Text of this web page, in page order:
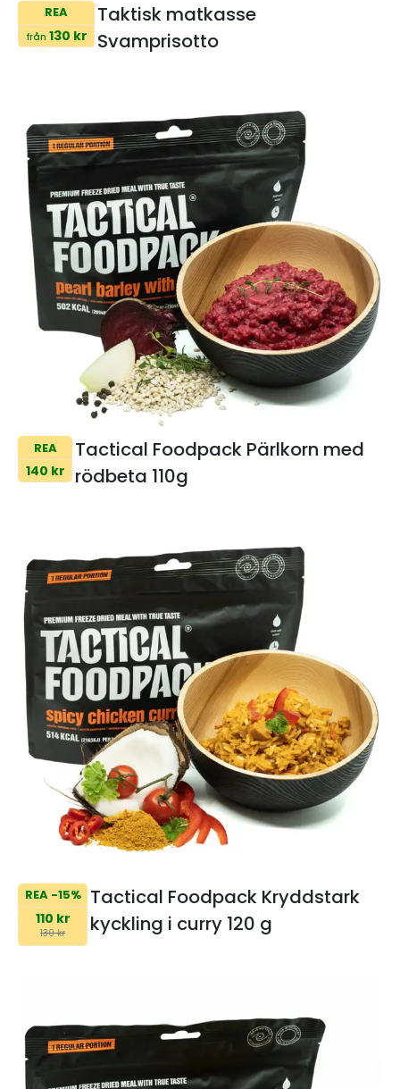
REA
från 130 kr
Taktisk matkasse
Svamprisotto
REA
140 kr
Tactical Foodpack Pärlkorn med
rödbeta 110g
REA -15%
110 kr
130 kr
Tactical Foodpack Kryddstark
kyckling i curry 120 g